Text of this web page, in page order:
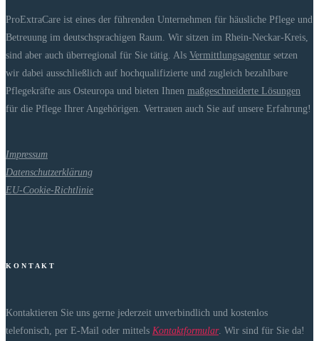
ProExtraCare ist eines der führenden Unternehmen für häusliche Pflege und
Betreuung im deutschsprachigen Raum. Wir sitzen im Rhein-Neckar-Kreis,
sind aber auch überregional für Sie tätig. Als Vermittlungsagentur setzen
wir dabei ausschließlich auf hochqualifizierte und zugleich bezahlbare
Pflegekräfte aus Osteuropa und bieten Ihnen maßgeschneiderte Lösungen
für die Pflege Ihrer Angehörigen. Vertrauen auch Sie auf unsere Erfahrung!
Impressum
Datenschutzerklärung
EU-Cookie-Richtlinie
K O N T A K T
Kontaktieren Sie uns gerne jederzeit unverbindlich und kostenlos
telefonisch, per E-Mail oder mittels Kontaktformular. Wir sind für Sie da!